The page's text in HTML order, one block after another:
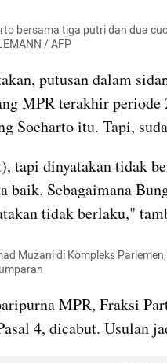
bersama tiga putri dan dua
/ AFP
putusan dalam
MPR terakhir
Soeharto itu. Tapi,
tapi dinyatakan tidak
baik. Sebagaimana
tidak berlaku,"
Muzani di Kompleks
MPR, Fraksi
4, dicabut. Usulan